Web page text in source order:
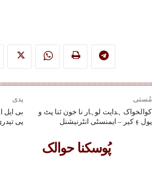
پدی
بی ایل
پی
مُستی
کوالخواک ہدایت لوہار نا خون ئنا پٹ و
پول ءِ کیر – ایمنسٹی انٹرنیشنل
پُوسکنا حوالک